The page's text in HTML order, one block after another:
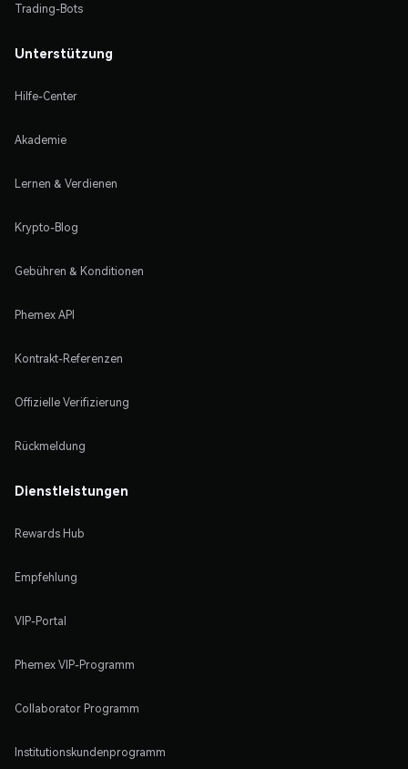
Trading-Bots
Unterstützung
Hilfe-Center
Akademie
Lernen & Verdienen
Krypto-Blog
Gebühren & Konditionen
Phemex API
Kontrakt-Referenzen
Offizielle Verifizierung
Rückmeldung
Dienstleistungen
Rewards Hub
Empfehlung
VIP-Portal
Phemex VIP-Programm
Collaborator Programm
Institutionskundenprogramm